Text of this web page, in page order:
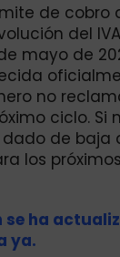
de cobro
del
mayo de
no
ciclo. Si
de baja
los
se ha
ya.